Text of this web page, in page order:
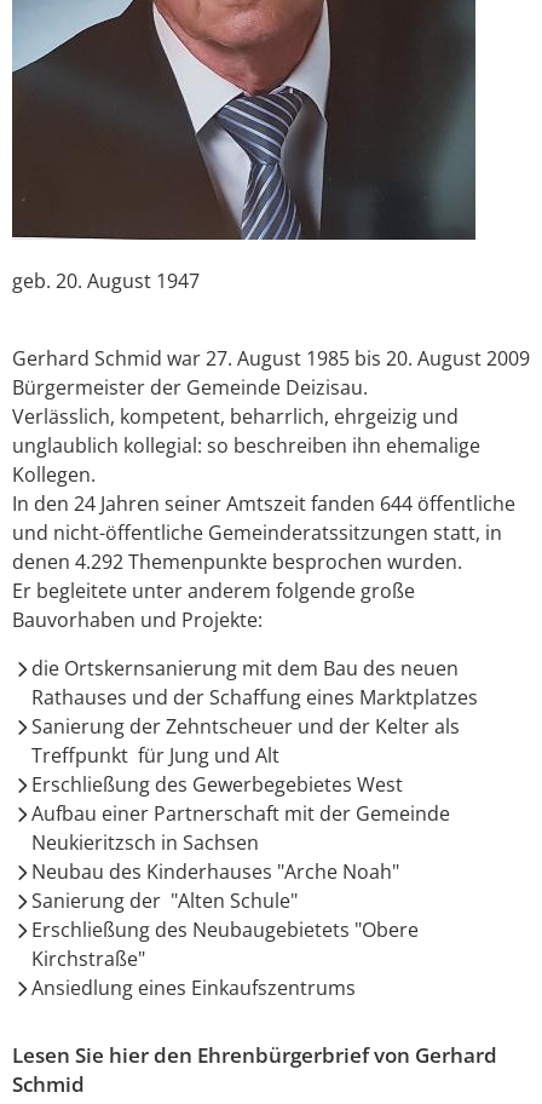
geb. 20. August 1947
Gerhard Schmid war 27. August 1985 bis 20. August 2009
Bürgermeister der Gemeinde Deizisau.
Verlässlich, kompetent, beharrlich, ehrgeizig und
unglaublich kollegial: so beschreiben ihn ehemalige
Kollegen.
In den 24 Jahren seiner Amtszeit fanden 644 öffentliche
und nicht-öffentliche Gemeinderatssitzungen statt, in
denen 4.292 Themenpunkte besprochen wurden.
Er begleitete unter anderem folgende große
Bauvorhaben und Projekte:
die Ortskernsanierung mit dem Bau des neuen
Rathauses und der Schaffung eines Marktplatzes
Sanierung der Zehntscheuer und der Kelter als
Treffpunkt für Jung und Alt
Erschließung des Gewerbegebietes West
Aufbau einer Partnerschaft mit der Gemeinde
Neukieritzsch in Sachsen
Neubau des Kinderhauses "Arche Noah"
Sanierung der "Alten Schule"
Erschließung des Neubaugebietets "Obere
Kirchstraße"
Ansiedlung eines Einkaufszentrums
Lesen Sie hier den Ehrenbürgerbrief von Gerhard
Schmid